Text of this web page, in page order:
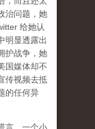
治问题，她
给她认
明显透露出
护战争，她
国媒体却不
传视频去抵
的任何异